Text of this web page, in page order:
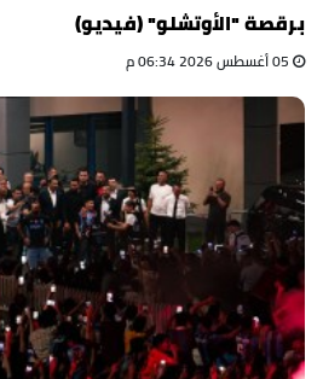
برقصة "الأوتشلو" (فيديو)